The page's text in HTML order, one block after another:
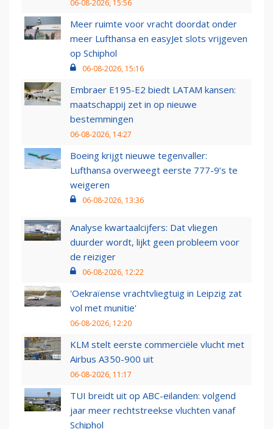
06-08-2026, 15:56
Meer ruimte voor vracht doordat onder
meer Lufthansa en easyJet slots vrijgeven
op Schiphol
06-08-2026, 15:16
Embraer E195-E2 biedt LATAM kansen:
maatschappij zet in op nieuwe
bestemmingen
06-08-2026, 14:27
Boeing krijgt nieuwe tegenvaller:
Lufthansa overweegt eerste 777-9’s te
weigeren
06-08-2026, 13:36
Analyse kwartaalcijfers: Dat vliegen
duurder wordt, lijkt geen probleem voor
de reiziger
06-08-2026, 12:22
'Oekraïense vrachtvliegtuig in Leipzig zat
vol met munitie'
06-08-2026, 12:20
KLM stelt eerste commerciële vlucht met
Airbus A350-900 uit
06-08-2026, 11:17
TUI breidt uit op ABC-eilanden: volgend
jaar meer rechtstreekse vluchten vanaf
Schiphol